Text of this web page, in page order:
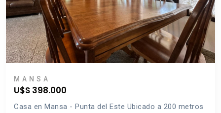
MANSA
U$S 398.000
Casa en Mansa - Punta del Este Ubicado a 200 metros